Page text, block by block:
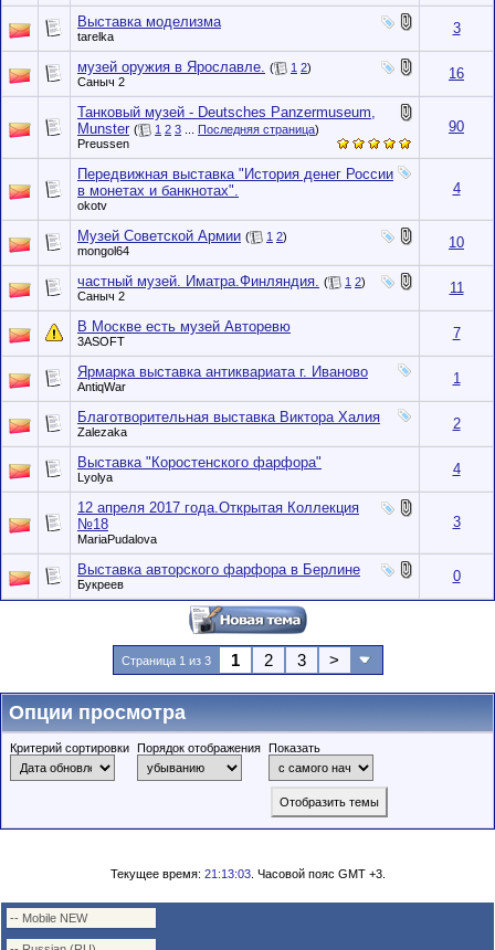
Выставка моделизма
tarelka 3
музей оружия в Ярославле. ( 1 2)
Саныч 2
16
Танковый музей - Deutsches Panzermuseum,
Munster ( 1 2 3 Последняя страница)
Preussen
90
Передвижная выставка "История денег России
в монетах и банкнотах".
okotv
4
Музей Советской Армии ( 1 2)
mongol64
10
частный музей. Иматра.Финляндия. ( 1 2)
Саныч 2
11
В Москве есть музей Авторевю
3ASOFT 7
Ярмарка выставка антиквариата г. Иваново
AntiqWar 1
Благотворительная выставка Виктора Халия
Zalezaka 2
Выставка "Коростенского фарфора"
Lyolya 4
12 апреля 2017 года.Открытая Коллекция
№18
MariaPudalova
3
Выставка авторского фарфора в Берлине
Букреев 0
Страница 1 из 3 1 2 3 >
Опции просмотра
Критерий сортировки Порядок отображения Показать
Текущее время: 21:13:03. Часовой пояс GMT +3.